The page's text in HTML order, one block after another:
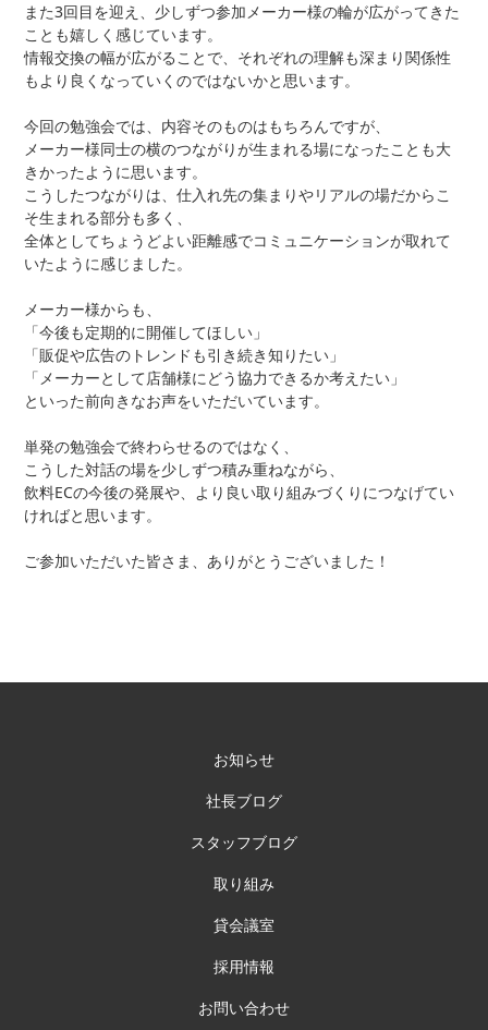
また3回目を迎え、少しずつ参加メーカー様の輪が広がってきた
ことも嬉しく感じています。
情報交換の幅が広がることで、それぞれの理解も深まり関係性
もより良くなっていくのではないかと思います。
今回の勉強会では、内容そのものはもちろんですが、
メーカー様同士の横のつながりが生まれる場になったことも大
きかったように思います。
こうしたつながりは、仕入れ先の集まりやリアルの場だからこ
そ生まれる部分も多く、
全体としてちょうどよい距離感でコミュニケーションが取れて
いたように感じました。
メーカー様からも、
「今後も定期的に開催してほしい」
「販促や広告のトレンドも引き続き知りたい」
「メーカーとして店舗様にどう協力できるか考えたい」
といった前向きなお声をいただいています。
単発の勉強会で終わらせるのではなく、
こうした対話の場を少しずつ積み重ねながら、
飲料ECの今後の発展や、より良い取り組みづくりにつなげてい
ければと思います。
ご参加いただいた皆さま、ありがとうございました！
お知らせ
社長ブログ
スタッフブログ
取り組み
貸会議室
採用情報
お問い合わせ